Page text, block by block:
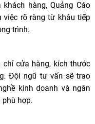
hàng, Quảng Cáo
việc rõ ràng từ khâu tiếp
trình.
chỉ cửa hàng, kích thước
Đội ngũ tư vấn sẽ trao
kinh doanh và ngân
hợp.